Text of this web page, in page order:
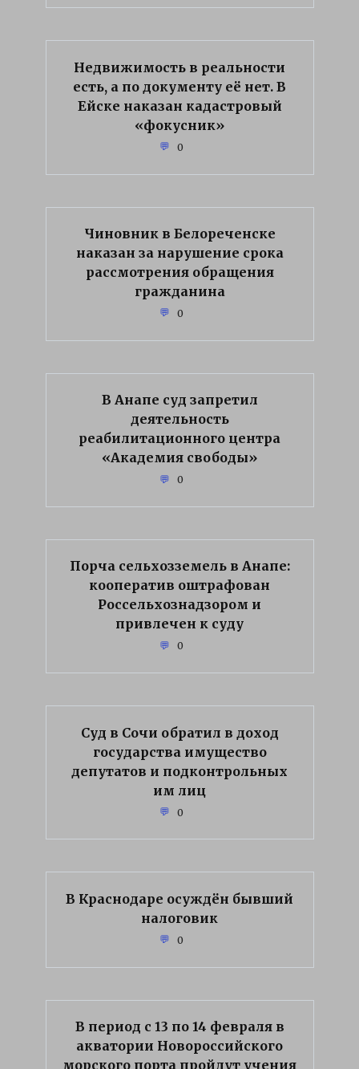
Недвижимость в реальности
есть, а по документу её нет. В
Ейске наказан кадастровый
«фокусник»
0
Чиновник в Белореченске
наказан за нарушение срока
рассмотрения обращения
гражданина
0
В Анапе суд запретил
деятельность
реабилитационного центра
«Академия свободы»
0
Порча сельхозземель в Анапе:
кооператив оштрафован
Россельхознадзором и
привлечен к суду
0
Суд в Сочи обратил в доход
государства имущество
депутатов и подконтрольных
им лиц
0
В Краснодаре осуждён бывший
налоговик
0
В период с 13 по 14 февраля в
акватории Новороссийского
морского порта пройдут учения